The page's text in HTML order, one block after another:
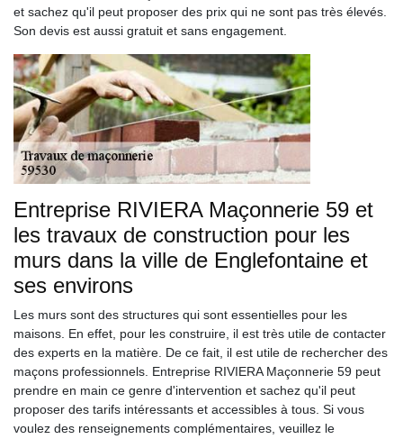
et sachez qu'il peut proposer des prix qui ne sont pas très élevés.
Son devis est aussi gratuit et sans engagement.
Entreprise RIVIERA Maçonnerie 59 et
les travaux de construction pour les
murs dans la ville de Englefontaine et
ses environs
Les murs sont des structures qui sont essentielles pour les
maisons. En effet, pour les construire, il est très utile de contacter
des experts en la matière. De ce fait, il est utile de rechercher des
maçons professionnels. Entreprise RIVIERA Maçonnerie 59 peut
prendre en main ce genre d'intervention et sachez qu'il peut
proposer des tarifs intéressants et accessibles à tous. Si vous
voulez des renseignements complémentaires, veuillez le